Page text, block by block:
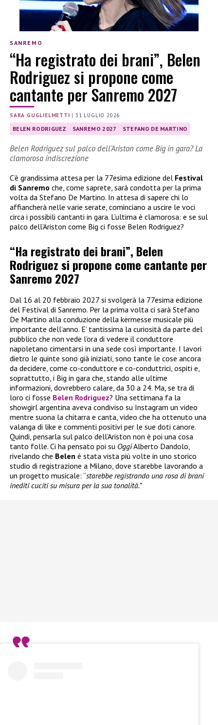
SANREMO
“Ha registrato dei brani”, Belen
Rodriguez si propone come
cantante per Sanremo 2027
SARA GUGLIELMETTI |31 LUGLIO 2026
BELEN RODRIGUEZ SANREMO 2027 STEFANO DE MARTINO
Belen Rodriguez sul palco dell’Ariston come Big in gara? La
clamorosa indiscrezione
C’è grandissima attesa per la 77esima edizione del Festival
di Sanremo che, come saprete, sarà condotta per la prima
volta da Stefano De Martino. In attesa di sapere chi lo
affiancherà nelle varie serate, cominciano a uscire le voci
circa i possibili cantanti in gara. L’ultima è clamorosa: e se sul
palco dell’Ariston come Big ci fosse Belen Rodriguez?
“Ha registrato dei brani”, Belen
Rodriguez si propone come cantante per
Sanremo 2027
Dal 16 al 20 febbraio 2027 si svolgerà la 77esima edizione
del Festival di Sanremo. Per la prima volta ci sarà Stefano
De Martino alla conduzione della kermesse musicale più
importante dell’anno. E’ tantissima la curiosità da parte del
pubblico che non vede l’ora di vedere il conduttore
napoletano cimentarsi in una sede così importante. I lavori
dietro le quinte sono già iniziati, sono tante le cose ancora
da decidere, come co-conduttore e co-conduttrici, ospiti e,
soprattutto, i Big in gara che, stando alle ultime
informazioni, dovrebbero calare, da 30 a 24. Ma, se tra di
loro ci fosse Belen Rodriguez? Una settimana fa la
showgirl argentina aveva condiviso su Instagram un video
mentre suona la chitarra e canta, video che ha ottenuto una
valanga di like e commenti positivi per le sue doti canore.
Quindi, pensarla sul palco dell’Ariston non è poi una cosa
tanto folle. Ci ha pensato poi su OggiAlberto Dandolo,
rivelando che Belen è stata vista più volte in uno storico
studio di registrazione a Milano, dove starebbe lavorando a
un progetto musicale: “starebbe registrando una rosa di brani
inediti cuciti su misura per la sua tonalità.”